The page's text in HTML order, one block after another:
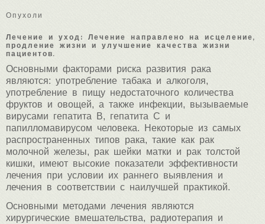
Опухоли
Лечение и уход: Лечение направлено на исцеление,
продление жизни и улучшение качества жизни
пациентов.
Основными факторами риска развития рака
являются: употребление табака и алкоголя,
употребление в пищу недостаточного количества
фруктов и овощей, а также инфекции, вызываемые
вирусами гепатита В, гепатита С и
папилломавирусом человека. Некоторые из самых
распространенных типов рака, такие как рак
молочной железы, рак шейки матки и рак толстой
кишки, имеют высокие показатели эффективности
лечения при условии их раннего выявления и
лечения в соответствии с наилучшей практикой.
Основными методами лечения являются
хирургические вмешательства, радиотерапия и